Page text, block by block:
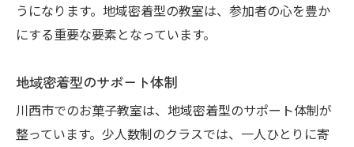
うになります。地域密着型の教室は、参加者の心を豊か
にする重要な要素となっています。
地域密着型のサポート体制
川西市でのお菓子教室は、地域密着型のサポート体制が
整っています。少人数制のクラスでは、一人ひとりに寄